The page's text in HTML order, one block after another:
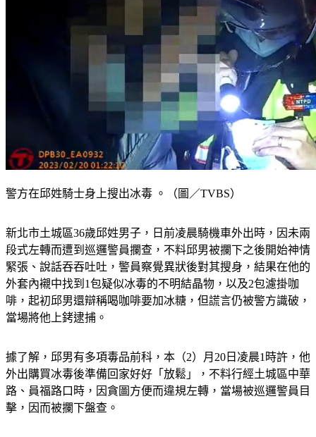
段式左轉而遭到巡邏警員攔查，不料邱男被攔下之後開始神情
緊張、說話吞吞吐吐，警員察覺異狀後對其搜身，結果在他的
外套內襯中找到1包疑似冰毒的不明結晶物，以及2包濾掛咖
啡，起初邱男還辯稱喝咖啡要加冰糖，但謊言仍被警方識破，
當場將他上銬逮捕。
外出購買冰毒後準備回家好好「放鬆」，不料行經土城區中華
路、員福路口時，因貪圖方便而違規左轉，當場被巡邏警員目
擊，因而被攔下盤查。